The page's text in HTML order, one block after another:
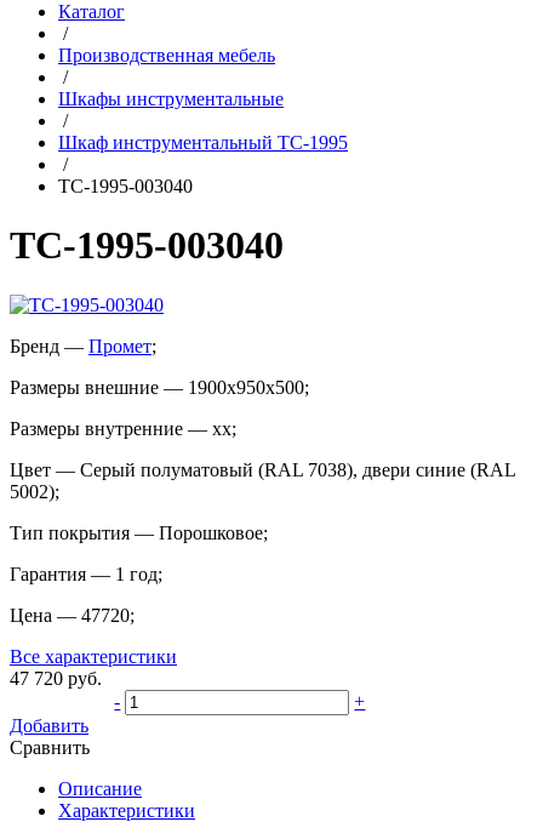
Каталог
/
Производственная мебель
/
Шкафы инструментальные
/
Шкаф инструментальный TC-1995
/
TC-1995-003040
TC-1995-003040
Бренд — Промет;
Размеры внешние — 1900x950x500;
Размеры внутренние — xx;
Цвет — Cерый полуматовый (RAL 7038), двери синие (RAL
5002);
Тип покрытия — Порошковое;
Гарантия — 1 год;
Цена — 47720;
Все характеристики
47 720 руб.
-
+
Добавить
Сравнить
Описание
Характеристики